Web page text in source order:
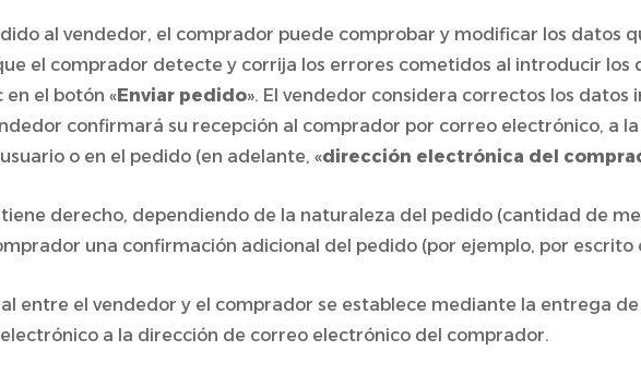
al vendedor, el comprador puede comprobar y modificar los datos
el comprador detecte y corrija los errores cometidos al introducir los
el botón «Enviar pedido». El vendedor considera correctos los
confirmará su recepción al comprador por correo electrónico, a
o en el pedido (en adelante, «dirección electrónica del
derecho, dependiendo de la naturaleza del pedido (cantidad de
una confirmación adicional del pedido (por ejemplo, por escrito
entre el vendedor y el comprador se establece mediante la entrega
a la dirección de correo electrónico del comprador.